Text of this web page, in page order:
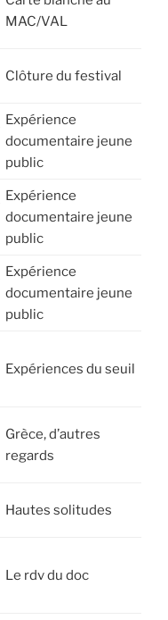
MAC/VAL
Clôture du festival
Expérience
documentaire jeune
public
Expérience
documentaire jeune
public
Expérience
documentaire jeune
public
Expériences du seuil
Grèce, d’autres
regards
Hautes solitudes
Le rdv du doc